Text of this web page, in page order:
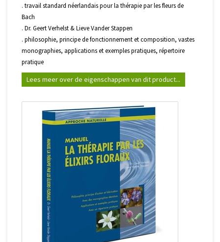
. travail standard néerlandais pour la thérapie par les fleurs de
Bach
. Dr. Geert Verhelst & Lieve Vander Stappen
. philosophie, principe de fonctionnement et composition, vastes
monographies, applications et exemples pratiques, répertoire
pratique
Lees meer over de eigenschappen van dit product...